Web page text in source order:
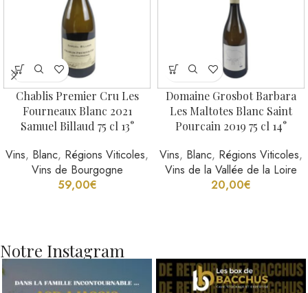
Chablis Premier Cru Les
Fourneaux Blanc 2021
Samuel Billaud 75 cl 13°
Vins, Blanc, Régions Viticoles,
Vins de Bourgogne
59,00€
Domaine Grosbot Barbara
Les Maltotes Blanc Saint
Pourcain 2019 75 cl 14°
Vins, Blanc, Régions Viticoles,
Vins de la Vallée de la Loire
20,00€
Notre Instagram